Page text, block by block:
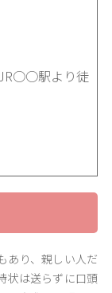
駅より徒
あり、親しい人だ
状は送らずに口頭